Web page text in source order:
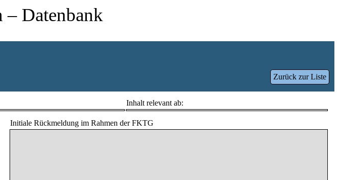
Datenbank
Zurück zur Liste
Inhalt relevant ab:
Initiale Rückmeldung im Rahmen der FKTG